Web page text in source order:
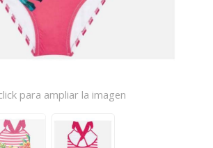
para ampliar la imagen